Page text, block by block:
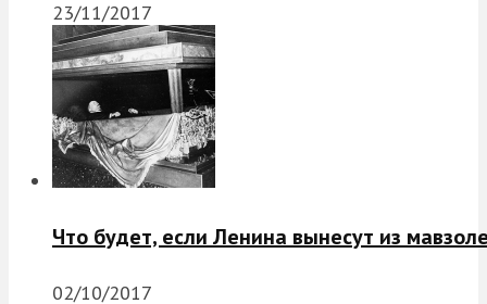
23/11/2017
Что будет, если Ленина вынесут из
02/10/2017